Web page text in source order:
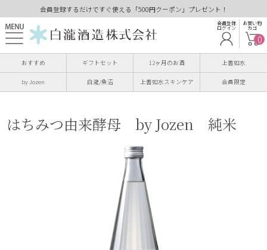
会員登録するだけですぐ使える「500円クーポン」プレゼント！
会員登録
ログイン
お買い物
カゴ
0
おすすめ ギフトセット 12ヶ月のお酒 上善如水
by Jozen 白瀧/魚沼 上善如水スキンケア 会員限定
はちみつ由来酵母 by Jozen 純米